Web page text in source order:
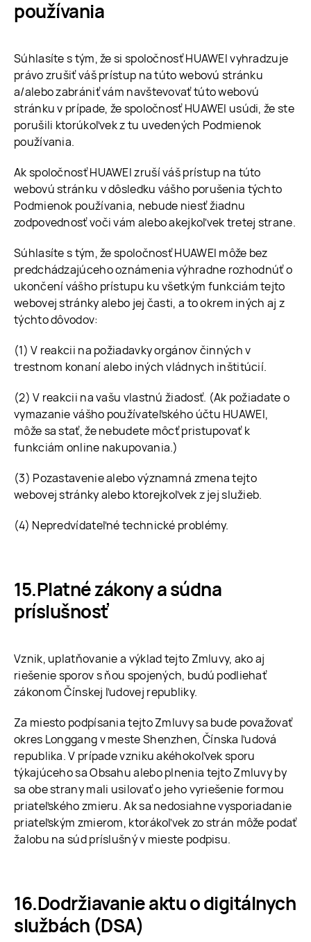
používania
Súhlasíte s tým, že si spoločnosť HUAWEI vyhradzuje
právo zrušiť váš prístup na túto webovú stránku
a/alebo zabrániť vám navštevovať túto webovú
stránku v prípade, že spoločnosť HUAWEI usúdi, že ste
porušili ktorúkoľvek z tu uvedených Podmienok
používania.
Ak spoločnosť HUAWEI zruší váš prístup na túto
webovú stránku v dôsledku vášho porušenia týchto
Podmienok používania, nebude niesť žiadnu
zodpovednosť voči vám alebo akejkoľvek tretej strane.
Súhlasíte s tým, že spoločnosť HUAWEI môže bez
predchádzajúceho oznámenia výhradne rozhodnúť o
ukončení vášho prístupu ku všetkým funkciám tejto
webovej stránky alebo jej časti, a to okrem iných aj z
týchto dôvodov:
(1) V reakcii na požiadavky orgánov činných v
trestnom konaní alebo iných vládnych inštitúcií.
(2) V reakcii na vašu vlastnú žiadosť. (Ak požiadate o
vymazanie vášho používateľského účtu HUAWEI,
môže sa stať, že nebudete môcť pristupovať k
funkciám online nakupovania.)
(3) Pozastavenie alebo významná zmena tejto
webovej stránky alebo ktorejkoľvek z jej služieb.
(4) Nepredvídateľné technické problémy.
Platné zákony a súdna
príslušnosť
Vznik, uplatňovanie a výklad tejto Zmluvy, ako aj
riešenie sporov s ňou spojených, budú podliehať
zákonom Čínskej ľudovej republiky.
Za miesto podpísania tejto Zmluvy sa bude považovať
okres Longgang v meste Shenzhen, Čínska ľudová
republika. V prípade vzniku akéhokoľvek sporu
týkajúceho sa Obsahu alebo plnenia tejto Zmluvy by
sa obe strany mali usilovať o jeho vyriešenie formou
priateľského zmieru. Ak sa nedosiahne vysporiadanie
priateľským zmierom, ktorákoľvek zo strán môže podať
žalobu na súd príslušný v mieste podpisu.
Dodržiavanie aktu o digitálnych
službách (DSA)